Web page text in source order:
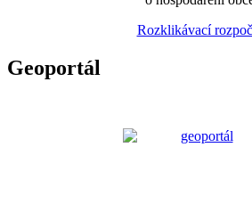
Rozklikávací
Geoportál